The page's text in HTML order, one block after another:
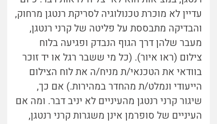
עדיין לא מוכרת טכנולוגיה לסריקת רנטגן מרחוק,
והבדיקה מתבססת על פליטה של קרני רנטגן,
מעבר שלהן דרך הגוף הנבדק ופגיעה בלוח
צילום (ראו איור). (כל מי ששבר רגל או יד זוכר
בוודאי את הטכנאי/ת מניח/ה את לוח הצילום
הייעודי ונמלט/ת מהחדר במהירות.) אם כך,
שיגור קרני רנטגן מהעיניים לא יניב דבר. ומה אם
העיניים של סופרמן אינן משגרות קרני רנטגן,